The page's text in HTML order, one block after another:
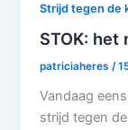
Strijd tegen de
STOK:
patriciaheres/
Vandaag
strijd tegen